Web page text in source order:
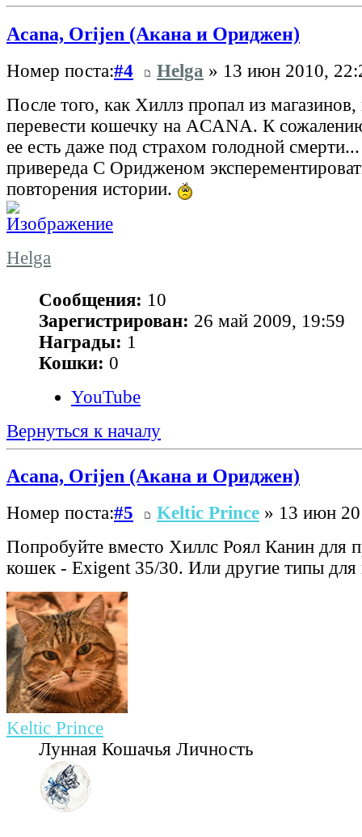
Acana, Orijen (Акана и Ориджен)
Номер поста:#4 Helga » 13 июн 2010,
После того, как Хиллз пропал из магазинов,
перевести кошечку на ACANA. К
ее есть даже под страхом голодной
привереда С Оридженом
повторения истории.
Helga
Сообщения: 10
Зарегистрирован: 26 май 2009, 19:59
Награды: 1
Кошки: 0
YouTube
Вернуться к началу
Acana, Orijen (Акана и Ориджен)
Номер поста:#5 Keltic Prince » 13 июн
Попробуйте вместо Хиллс Роял Канин для
кошек - Exigent 35/30. Или другие типы для
Keltic Prince
Лунная Кошачья Личность